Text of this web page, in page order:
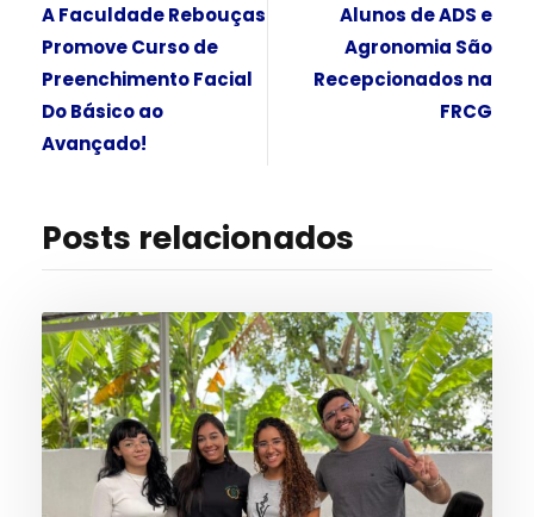
A Faculdade Rebouças
Promove Curso de
Preenchimento Facial
Do Básico ao
Avançado!
Alunos de ADS e
Agronomia São
Recepcionados na
FRCG
Posts relacionados